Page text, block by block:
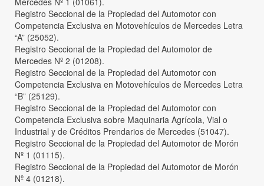
Registro Seccional de la Propiedad del Automotor con
Competencia Exclusiva en Motovehículos de Mercedes Letra
“A” (25052).
Registro Seccional de la Propiedad del Automotor de
Mercedes Nº 2 (01208).
Registro Seccional de la Propiedad del Automotor con
Competencia Exclusiva en Motovehículos de Mercedes Letra
“B” (25129).
Registro Seccional de la Propiedad del Automotor con
Competencia Exclusiva sobre Maquinaria Agrícola, Vial o
Industrial y de Créditos Prendarios de Mercedes (51047).
Registro Seccional de la Propiedad del Automotor de Morón
Nº 1 (01115).
Registro Seccional de la Propiedad del Automotor de Morón
Nº 4 (01218).